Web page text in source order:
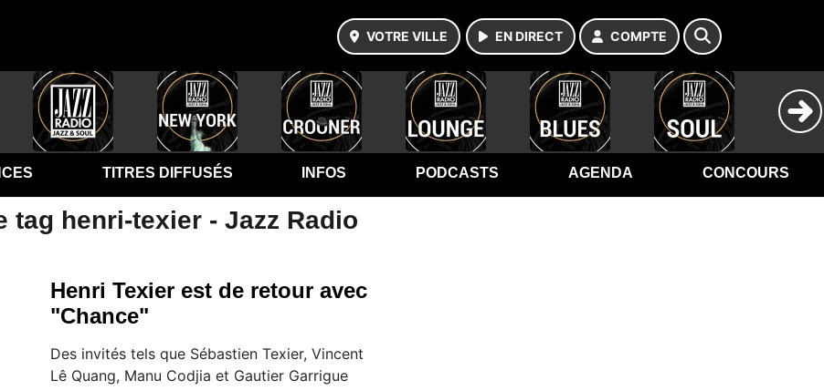
VOTRE VILLE EN DIRECT COMPTE
TITRES DIFFUSÉS INFOS PODCASTS AGENDA CONCOURS
tag henri-texier - Jazz Radio
Henri Texier est de retour avec
"Chance"
Des invités tels que Sébastien Texier, Vincent
Lê Quang, Manu Codjia et Gautier Garrigue